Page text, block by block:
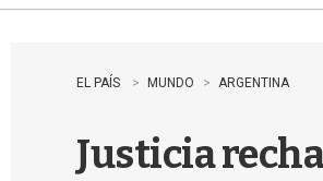
EL PAÍS MUNDO ARGENTINA
Justicia